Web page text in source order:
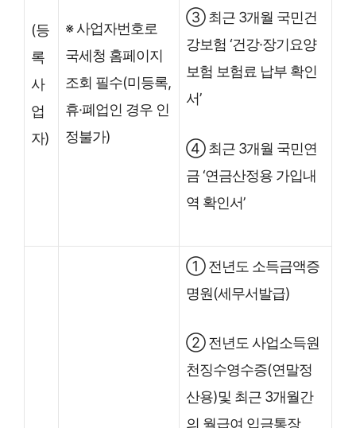
(등
록
사
업
자)
※ 사업자번호로
국세청 홈페이지
조회 필수(미등록,
휴·폐업인 경우 인
정불가)
③ 최근 3개월 국민건
강보험 ‘건강·장기요양
보험 보험료 납부 확인
서’
④ 최근 3개월 국민연
금 ‘연금산정용 가입내
역 확인서’
① 전년도 소득금액증
명원(세무서발급)
② 전년도 사업소득원
천징수영수증(연말정
산용)및 최근 3개월간
의 월급여 입금통장